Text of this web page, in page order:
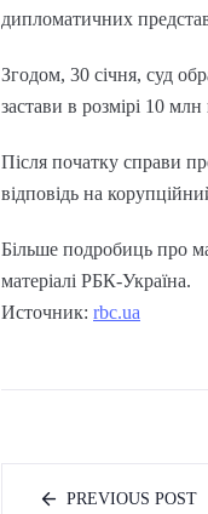
дипломатичних
Згодом, 30 січня, суд
застави в розмірі 10
Після початку справи
відповідь на
Більше подробиць про
матеріалі РБК-Україна.
Источник: rbc.ua
PREVIOUS POST